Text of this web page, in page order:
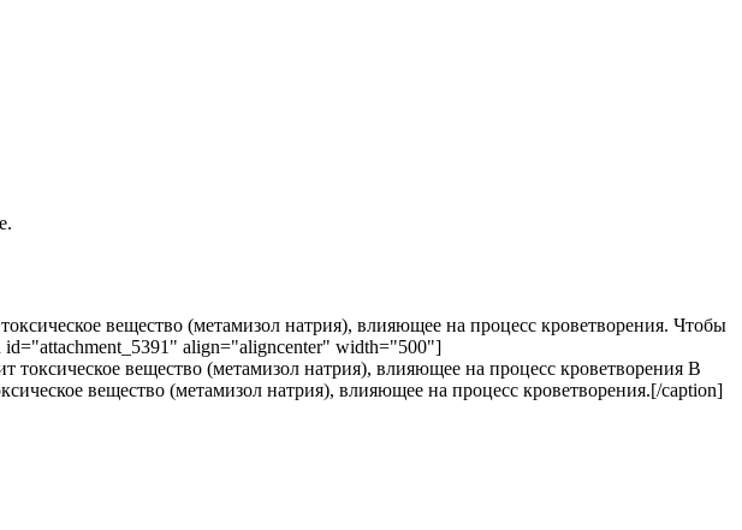
вещество (метамизол натрия), влияющее на процесс кроветворения. Чтобы
id="attachment_5391" align="aligncenter" width="500"]
В
вещество (метамизол натрия), влияющее на процесс кроветворения.[/caption]